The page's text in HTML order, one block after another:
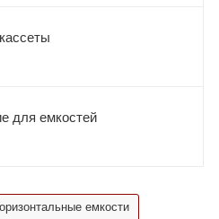
для емкостей
емкости